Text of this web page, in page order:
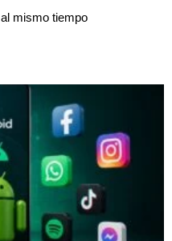
mismo tiempo